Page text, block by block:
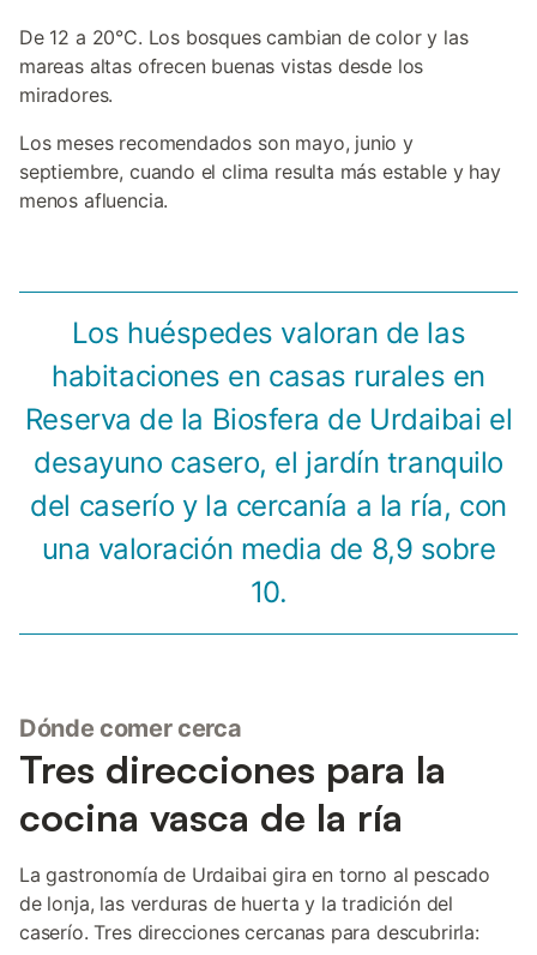
De 12 a 20°C. Los bosques cambian de color y las
mareas altas ofrecen buenas vistas desde los
miradores.
Los meses recomendados son mayo, junio y
septiembre, cuando el clima resulta más estable y hay
menos afluencia.
Los huéspedes valoran de las
habitaciones en casas rurales en
Reserva de la Biosfera de Urdaibai el
desayuno casero, el jardín tranquilo
del caserío y la cercanía a la ría, con
una valoración media de 8,9 sobre
10.
Dónde comer cerca
Tres direcciones para la
cocina vasca de la ría
La gastronomía de Urdaibai gira en torno al pescado
de lonja, las verduras de huerta y la tradición del
caserío. Tres direcciones cercanas para descubrirla: